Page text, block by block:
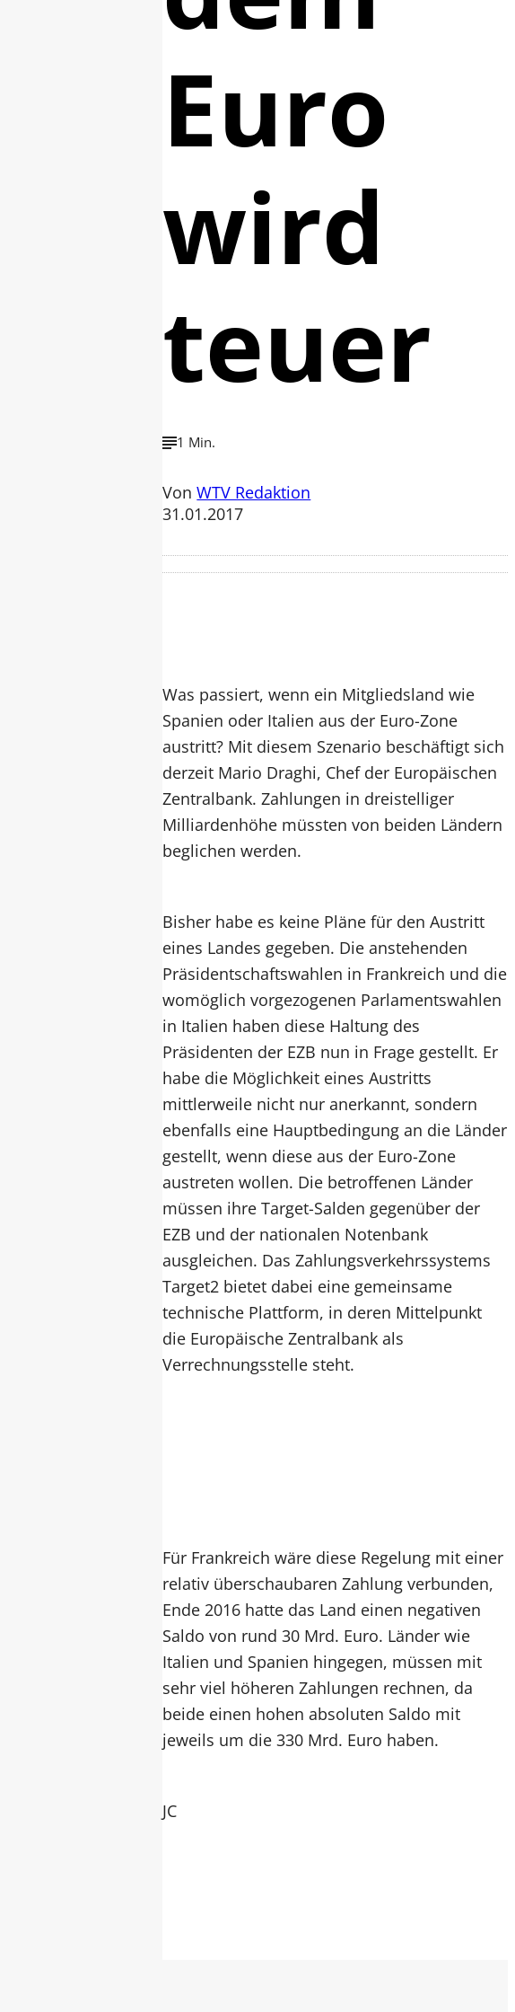
Euro
wird
teuer
1 Min.
VonWTV Redaktion
31.01.2017
Was passiert, wenn ein Mitgliedsland wie
Spanien oder Italien aus der Euro-Zone
austritt? Mit diesem Szenario beschäftigt sich
derzeit Mario Draghi, Chef der Europäischen
Zentralbank. Zahlungen in dreistelliger
Milliardenhöhe müssten von beiden Ländern
beglichen werden.
Bisher habe es keine Pläne für den Austritt
eines Landes gegeben. Die anstehenden
Präsidentschaftswahlen in Frankreich und die
womöglich vorgezogenen Parlamentswahlen
in Italien haben diese Haltung des
Präsidenten der EZB nun in Frage gestellt. Er
habe die Möglichkeit eines Austritts
mittlerweile nicht nur anerkannt, sondern
ebenfalls eine Hauptbedingung an die Länder
gestellt, wenn diese aus der Euro-Zone
austreten wollen. Die betroffenen Länder
müssen ihre Target-Salden gegenüber der
EZB und der nationalen Notenbank
ausgleichen. Das Zahlungsverkehrssystems
Target2 bietet dabei eine gemeinsame
technische Plattform, in deren Mittelpunkt
die Europäische Zentralbank als
Verrechnungsstelle steht.
Für Frankreich wäre diese Regelung mit einer
relativ überschaubaren Zahlung verbunden,
Ende 2016 hatte das Land einen negativen
Saldo von rund 30 Mrd. Euro. Länder wie
Italien und Spanien hingegen, müssen mit
sehr viel höheren Zahlungen rechnen, da
beide einen hohen absoluten Saldo mit
jeweils um die 330 Mrd. Euro haben.
JC